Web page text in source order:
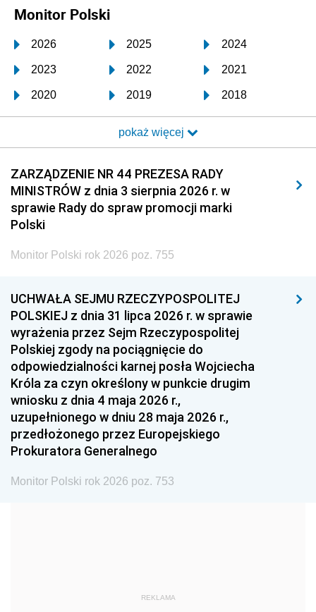
Monitor Polski
2026 2025 2024
2023 2022 2021
2020 2019 2018
2017 2016 2015
2014 2013 2012
2011 2010 2009
2008 2007 2006
2005
1996 1995 1994
1993 1992 1991
1990 1989
1987 1986 1985
1984 1983
1981 1980 1979
1978 1977
1975 1974
1959
pokaż więcej
ZARZĄDZENIE NR 44 PREZESA RADY
MINISTRÓW z dnia 3 sierpnia 2026 r. w
sprawie Rady do spraw promocji marki
Polski
Monitor Polski rok 2026 poz. 755
UCHWAŁA SEJMU RZECZYPOSPOLITEJ
POLSKIEJ z dnia 31 lipca 2026 r. w sprawie
wyrażenia przez Sejm Rzeczypospolitej
Polskiej zgody na pociągnięcie do
odpowiedzialności karnej posła Wojciecha
Króla za czyn określony w punkcie drugim
wniosku z dnia 4 maja 2026 r.,
uzupełnionego w dniu 28 maja 2026 r.,
przedłożonego przez Europejskiego
Prokuratora Generalnego
Monitor Polski rok 2026 poz. 753
REKLAMA